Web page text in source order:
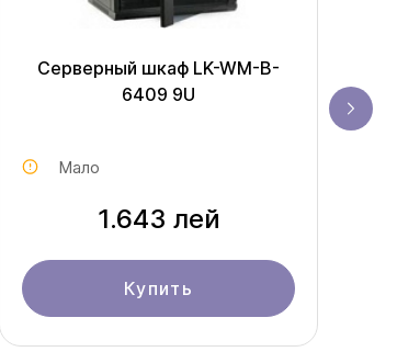
Серверный шкаф LK-WM-B-
6409 9U
Мало
1.643 лей
Купить